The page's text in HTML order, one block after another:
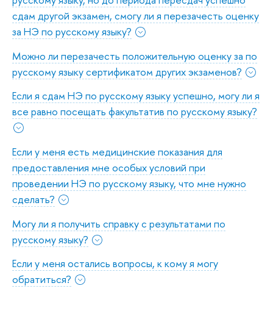
сдам другой экзамен, смогу ли я перезачесть оценку
за НЭ по русскому языку?
Можно ли перезачесть положительную оценку за по
русскому языку сертификатом других экзаменов?
Если я сдам НЭ по русскому языку успешно, могу ли я
все равно посещать факультатив по русскому языку?
Если у меня есть медицинские показания для
предоставления мне особых условий при
проведении НЭ по русскому языку, что мне нужно
сделать?
Могу ли я получить справку с результатами по
русскому языку?
Если у меня остались вопросы, к кому я могу
обратиться?